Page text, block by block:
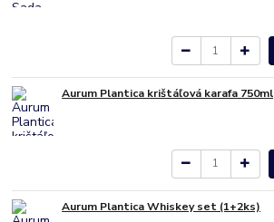
Aurum Plantica krištáľová karafa 750ml
Aurum Plantica Whiskey set (1+2ks)